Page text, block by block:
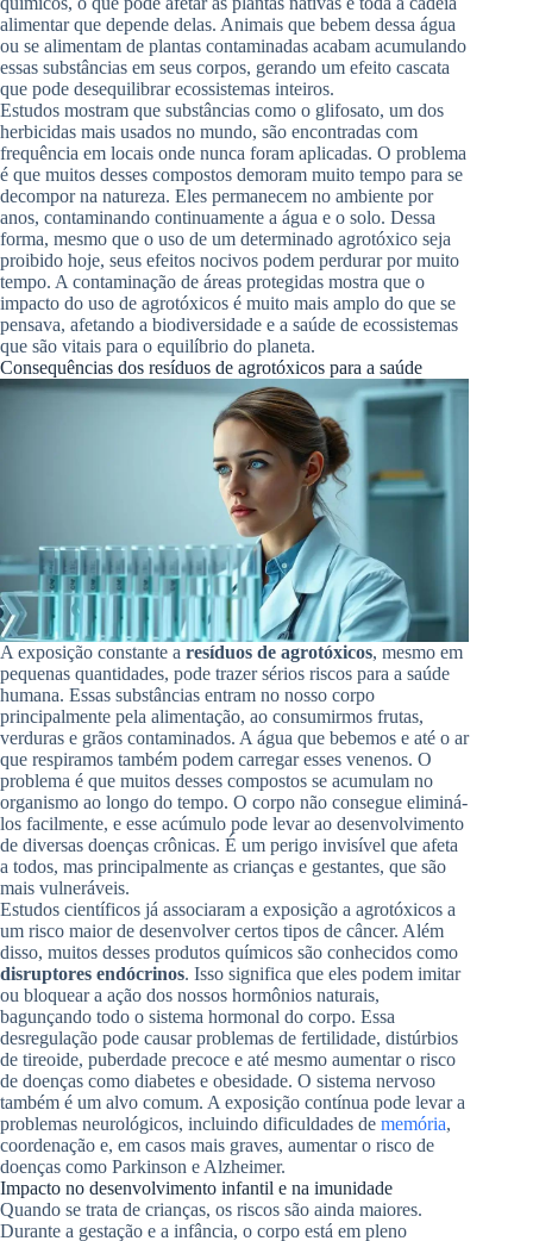
alimentar que depende delas. Animais que bebem dessa água
ou se alimentam de plantas contaminadas acabam acumulando
essas substâncias em seus corpos, gerando um efeito cascata
que pode desequilibrar ecossistemas inteiros.
Estudos mostram que substâncias como o glifosato, um dos
herbicidas mais usados no mundo, são encontradas com
frequência em locais onde nunca foram aplicadas. O problema
é que muitos desses compostos demoram muito tempo para se
decompor na natureza. Eles permanecem no ambiente por
anos, contaminando continuamente a água e o solo. Dessa
forma, mesmo que o uso de um determinado agrotóxico seja
proibido hoje, seus efeitos nocivos podem perdurar por muito
tempo. A contaminação de áreas protegidas mostra que o
impacto do uso de agrotóxicos é muito mais amplo do que se
pensava, afetando a biodiversidade e a saúde de ecossistemas
que são vitais para o equilíbrio do planeta.
Consequências dos resíduos de agrotóxicos para a saúde
A exposição constante a resíduos de agrotóxicos, mesmo em
pequenas quantidades, pode trazer sérios riscos para a saúde
humana. Essas substâncias entram no nosso corpo
principalmente pela alimentação, ao consumirmos frutas,
verduras e grãos contaminados. A água que bebemos e até o ar
que respiramos também podem carregar esses venenos. O
problema é que muitos desses compostos se acumulam no
organismo ao longo do tempo. O corpo não consegue eliminá-
los facilmente, e esse acúmulo pode levar ao desenvolvimento
de diversas doenças crônicas. É um perigo invisível que afeta
a todos, mas principalmente as crianças e gestantes, que são
mais vulneráveis.
Estudos científicos já associaram a exposição a agrotóxicos a
um risco maior de desenvolver certos tipos de câncer. Além
disso, muitos desses produtos químicos são conhecidos como
disruptores endócrinos. Isso significa que eles podem imitar
ou bloquear a ação dos nossos hormônios naturais,
bagunçando todo o sistema hormonal do corpo. Essa
desregulação pode causar problemas de fertilidade, distúrbios
de tireoide, puberdade precoce e até mesmo aumentar o risco
de doenças como diabetes e obesidade. O sistema nervoso
também é um alvo comum. A exposição contínua pode levar a
problemas neurológicos, incluindo dificuldades de memória,
coordenação e, em casos mais graves, aumentar o risco de
doenças como Parkinson e Alzheimer.
Impacto no desenvolvimento infantil e na imunidade
Quando se trata de crianças, os riscos são ainda maiores.
Durante a gestação e a infância, o corpo está em pleno